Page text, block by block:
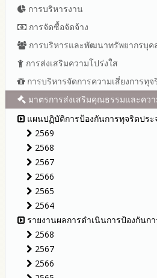
โครงสร้าง หน้าที่และอำนาจ
ข้อมูลผู้บริหาร
ข้อมูลการติดต่อและ ช่องทางการสอ
นโยบายคุ้มครองข้อมูลส่วนบุคคล
ข่าวประชาสัมพันธ์
ข่าวสารพัฒนาสำนักงานเกี่ยวข้องกั
โปร่งใส
การบริหารงาน
แผนยุทธศาสตร์หรือแผนพัฒนาสำนั
แผนและความก้าวหน้าในการดำเ
ปีงบประมาณ 2569
ปีงบประมาณ 2568
ปีงบประมาณ 2567
ปีงบประมาณ 2566
ปีงบประมาณ 2565
รายงานผลการดำเนินงานประจำปี
รายงานผลปี 2564
คู่มือหรือแนวทางการปฏิบัติงานของเ
คู่มือหรือแนวทางการขอรับบริการส
ติดต่อ
ระบบการให้บริการผ่านช่องทางออน
การจัดซื้อจัดจ้าง
สรุปผลการจัดซื้อจัดจ้างหรือการจัดห
ปีงบประมาณ พ.ศ.2569 (แบบ สขร.1)
เขตพื้นที่การศึกษา ประจำปีงบประมาณ
การบริหารและพัฒนาทรัพยากรบุค
หลักเกณฑ์และแผนการบริหารและ
ปีงบประมาณ พ.ศ.2569
รายงานผลการบริหารและพัฒนาทรั
ปีงบประมาณ
ประมวลจริยธรรมและการขับเคลื่อ
การส่งเสริมความโปร่งใส
แนวปฏิบัติการจัดการเรื่องร้องเรีย
ช่องทางแจ้งเรื่องร้องเรียนการทุจริ
ข้อมูลสถิติเรื่องร้องเรียนการทุจริต
ปีงบประมาณ
การเปิดโอกาสให้มีส่วนร่วมในการ
การบริหารจัดการความเสี่ยงการทุจ
การขับเคลื่อนนโยบาย No Gift
การเสริมสร้างความรู้เกี่ยวกับหลักเก
โปยชน์อื่นใดโดยธรรมจรรยาของเจ้า
การประเมินความเสี่ยง ในสำนักงา
ปีงบประมาณ
รายงานผลการดำเนินการตามแผนบ
ทุจริตของสำนักงานเขตพื้นที่การศึกษ
มาตรการส่งเสริมคุณธรรมและควา
แผนปฏิบัติการป้องกันการทุจริตปร
2569
2568
2567
2566
2565
2564
รายงานผลการดำเนินการป้องกันก
2568
2567
2566